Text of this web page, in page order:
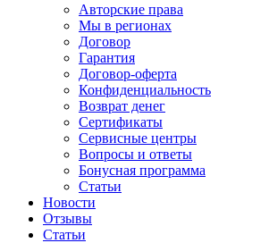
Авторские права
Мы в регионах
Договор
Гарантия
Договор-оферта
Конфиденциальность
Возврат денег
Сертификаты
Сервисные центры
Вопросы и ответы
Бонусная программа
Статьи
Новости
Отзывы
Статьи